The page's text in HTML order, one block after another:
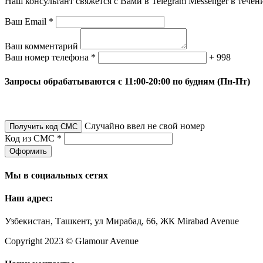
Ваш Email *
Ваш комментарий
Ваш номер телефона *
+ 998
Запросы обрабатываются с 11:00-20:00 по будням (Пн-Пт)
Получить код СМС
Случайно ввел не свой номер
Код из СМС *
Оформить
Мы в социальных сетях
Наш адрес:
Узбекистан, Ташкент, ул Мирабад, 66, ЖК Mirabad Avenue
Copyright 2023 © Glamour Avenue